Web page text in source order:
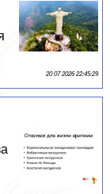
20 07 2026 22:45:29